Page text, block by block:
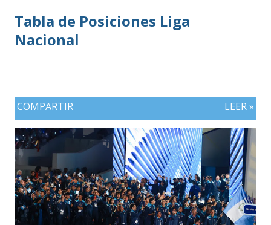
Tabla de Posiciones Liga
Nacional
COMPARTIR LEER »